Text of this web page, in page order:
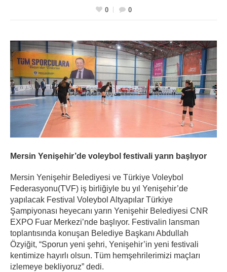
0
0
Mersin Yenişehir’de voleybol festivali yarın başlıyor
Mersin Yenişehir Belediyesi ve Türkiye Voleybol
Federasyonu(TVF) iş birliğiyle bu yıl Yenişehir’de
yapılacak Festival Voleybol Altyapılar Türkiye
Şampiyonası heyecanı yarın Yenişehir Belediyesi CNR
EXPO Fuar Merkezi’nde başlıyor. Festivalin lansman
toplantısında konuşan Belediye Başkanı Abdullah
Özyiğit, “Sporun yeni şehri, Yenişehir’in yeni festivali
kentimize hayırlı olsun. Tüm hemşehrilerimizi maçları
izlemeye bekliyoruz” dedi.